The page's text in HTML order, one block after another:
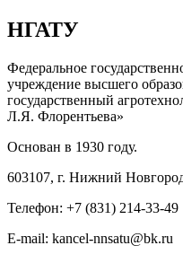
НГАТУ
Федеральное
учреждение высшего
государственный
Л.Я. Флорентьева»
Основан в 1930 году.
603107, г. Нижний
Телефон: +7 (831) 214-33-49
E-mail: kancel-nnsatu@bk.ru